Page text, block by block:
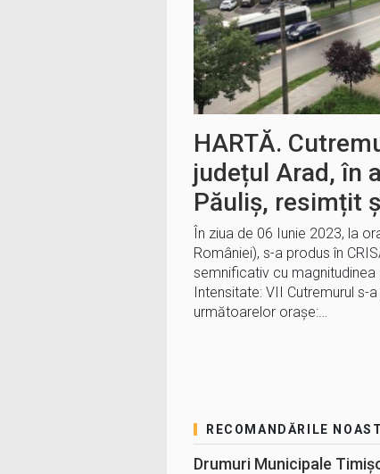
HARTĂ.
județul Arad, în
Păuliș, resimțit
În ziua de 06 Iunie 2023, la
României), s-a produs în
semnificativ cu magnitudinea
Intensitate: VII Cutremurul s-
următoarelor oraşe:…
RECOMANDĂRILE
Drumuri Municipale